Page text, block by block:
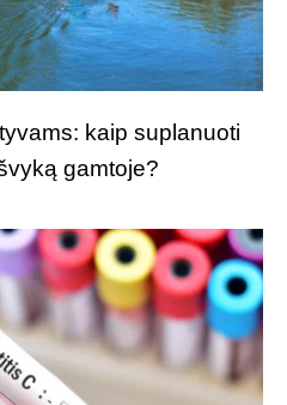
kaip suplanuoti
gamtoje?